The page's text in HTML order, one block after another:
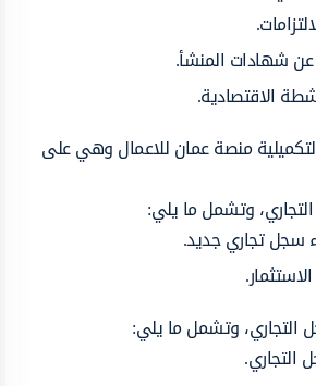
عن شهادات المنشأ.
الاقتصادية.
منصة عمان للاعمال وهي على
وتشمل ما يلي:
سجل تجاري جديد.
التجاري، وتشمل ما يلي:
التجاري.